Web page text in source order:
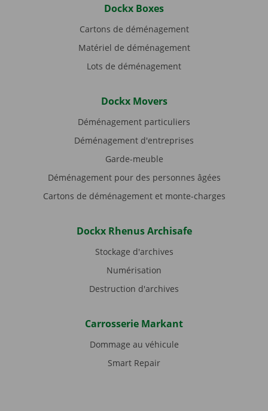
Dockx Boxes
Cartons de déménagement
Matériel de déménagement
Lots de déménagement
Dockx Movers
Déménagement particuliers
Déménagement d'entreprises
Garde-meuble
Déménagement pour des personnes âgées
Cartons de déménagement et monte-charges
Dockx Rhenus Archisafe
Stockage d'archives
Numérisation
Destruction d'archives
Carrosserie Markant
Dommage au véhicule
Smart Repair